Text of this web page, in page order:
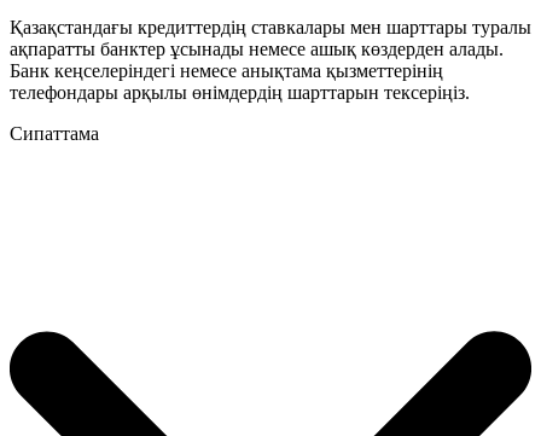
Қазақстандағы кредиттердің ставкалары мен шарттары туралы
ақпаратты банктер ұсынады немесе ашық көздерден алады.
Банк кеңселеріндегі немесе анықтама қызметтерінің
телефондары арқылы өнімдердің шарттарын тексеріңіз.
Сипаттама